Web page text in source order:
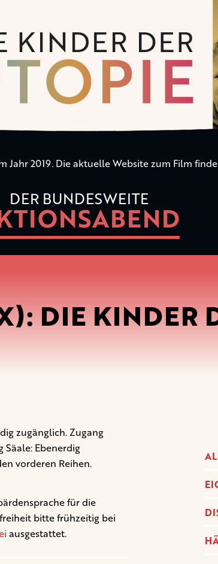
Jahr 2019. Die aktuelle Website zum Film
DER BUNDESWEITE
DIE KINDER
zugänglich. Zugang
Ebenerdig
vorderen Reihen.
für die
bitte frühzeitig bei
ausgestattet.